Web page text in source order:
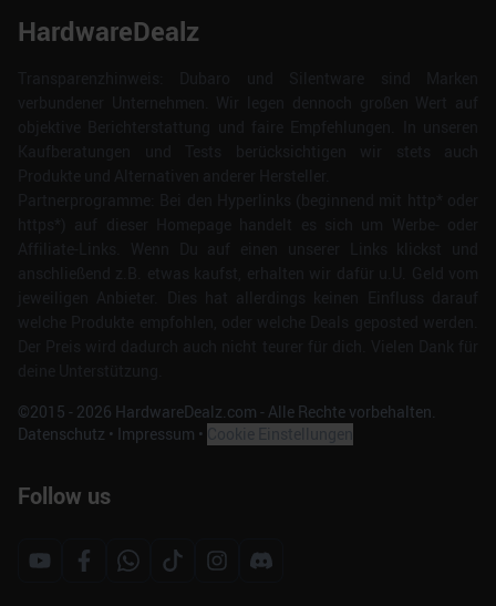
HardwareDealz
©2015 - 2026 HardwareDealz.com - Alle Rechte vorbehalten.
Datenschutz • Impressum •
Follow us